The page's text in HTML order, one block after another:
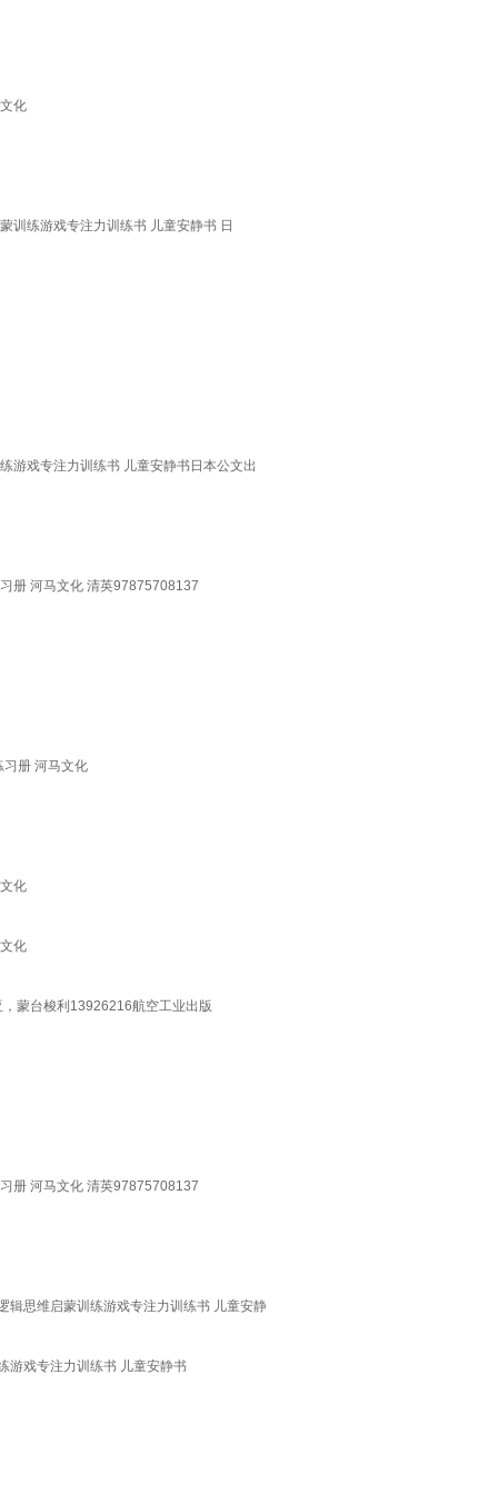
化
训练游戏专注力训练书 儿童安静书 日
游戏专注力训练书 儿童安静书日本公文出
册 河马文化 清英97875708137
册 河马文化
化
化
蒙台梭利13926216航空工业出版
册 河马文化 清英97875708137
辑思维启蒙训练游戏专注力训练书 儿童安静
游戏专注力训练书 儿童安静书